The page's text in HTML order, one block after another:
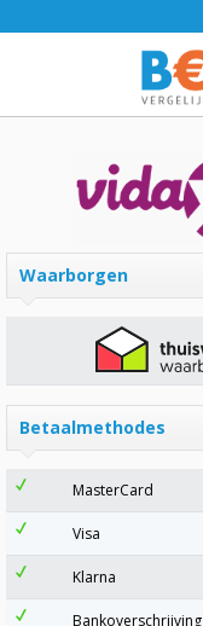
Waarborgen
Betaalmethodes
MasterCard
Visa
Klarna
Bankoverschrijving